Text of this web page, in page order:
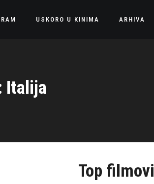
USKORO U KINIMA ARHIVA
Italija
Top filmovi